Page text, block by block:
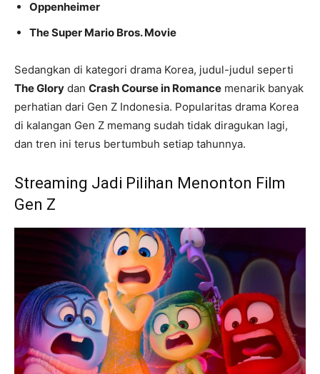
Oppenheimer
The Super Mario Bros. Movie
Sedangkan di kategori drama Korea, judul-judul seperti
The Glory dan Crash Course in Romance menarik banyak
perhatian dari Gen Z Indonesia. Popularitas drama Korea
di kalangan Gen Z memang sudah tidak diragukan lagi,
dan tren ini terus bertumbuh setiap tahunnya.
Streaming Jadi Pilihan Menonton Film
Gen Z